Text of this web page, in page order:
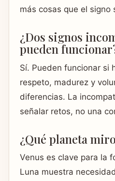
más cosas que el signo
¿Dos signos
pueden
Sí. Pueden funcionar si
respeto, madurez y
diferencias. La
señalar retos, no una
¿Qué planeta
Venus es clave para la
Luna muestra